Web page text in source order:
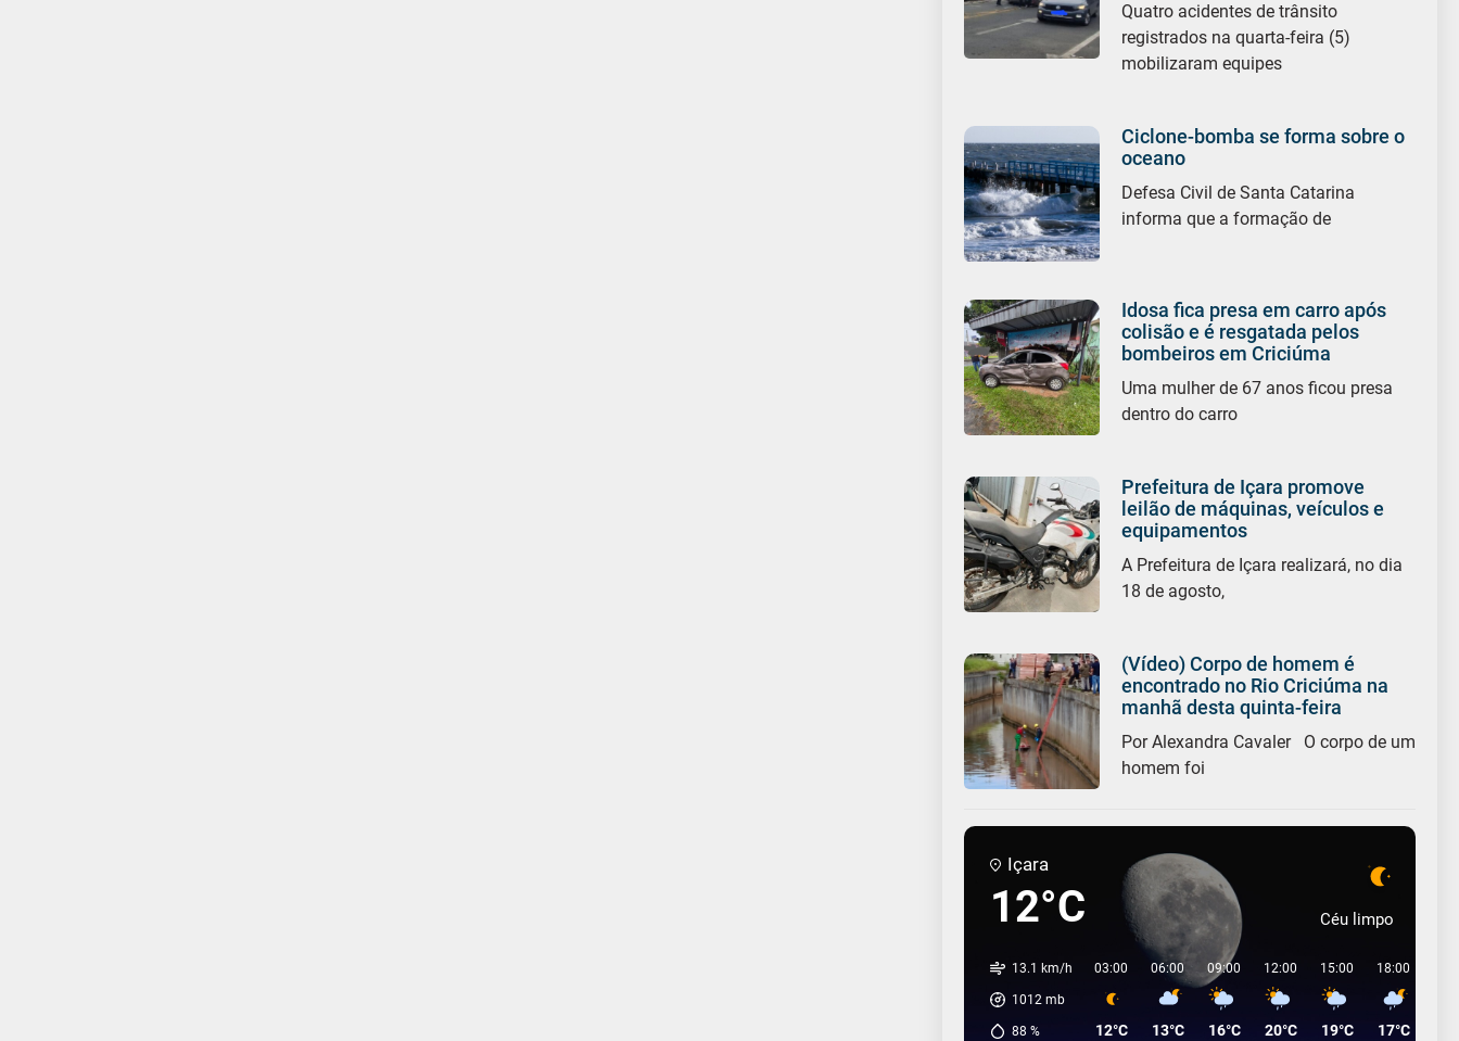
Quatro acidentes de trânsito
registrados na quarta-feira (5)
mobilizaram equipes
Ciclone-bomba se forma sobre o
oceano
Defesa Civil de Santa Catarina
informa que a formação de
Idosa fica presa em carro após
colisão e é resgatada pelos
bombeiros em Criciúma
Uma mulher de 67 anos ficou presa
dentro do carro
Prefeitura de Içara promove
leilão de máquinas, veículos e
equipamentos
A Prefeitura de Içara realizará, no dia
18 de agosto,
(Vídeo) Corpo de homem é
encontrado no Rio Criciúma na
manhã desta quinta-feira
Por Alexandra Cavaler O corpo de um
homem foi
Içara
12°C Céu limpo
13.1 km/h
1012mb
88 %
03:00
12°C
06:00
13°C
09:00
16°C
12:00
20°C
15:00
19°C
18:00
17°C